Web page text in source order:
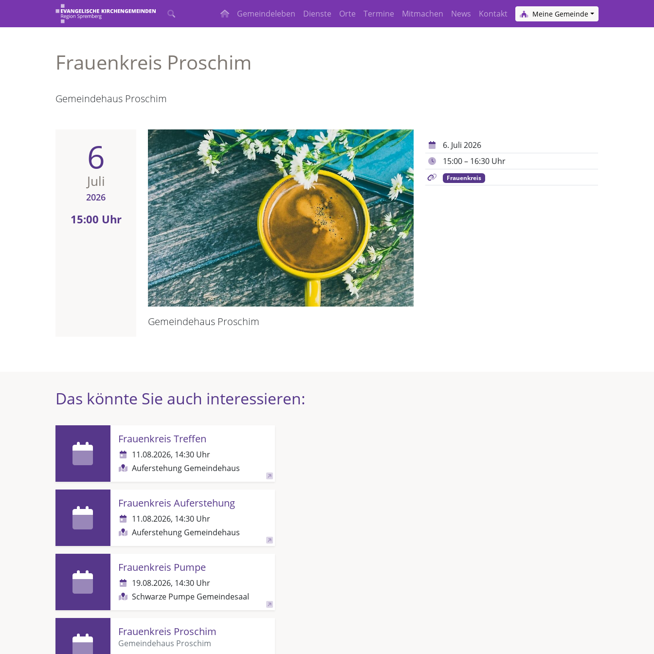
Gemeindeleben Dienste Orte Termine Mitmachen News Kontakt Meine Gemeinde
Frauenkreis Proschim
Gemeindehaus Proschim
6
Juli
2026
15:00 Uhr
Gemeindehaus Proschim
6. Juli 2026
15:00 – 16:30 Uhr
Frauenkreis
Das könnte Sie auch interessieren:
Frauenkreis Treffen
11.08.2026, 14:30 Uhr
Auferstehung Gemeindehaus
Frauenkreis Auferstehung
11.08.2026, 14:30 Uhr
Auferstehung Gemeindehaus
Frauenkreis Pumpe
19.08.2026, 14:30 Uhr
Schwarze Pumpe Gemeindesaal
Frauenkreis Proschim
Gemeindehaus Proschim